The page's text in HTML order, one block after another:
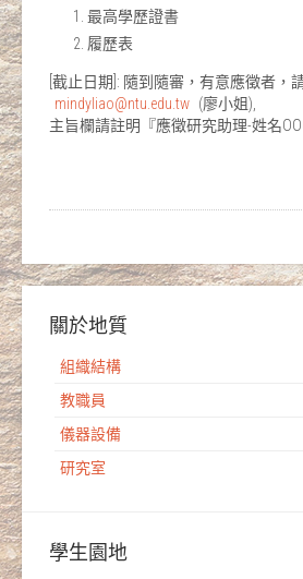
最高學歷證書
履歷表
[截止日期]: 隨到隨審，有意應徵者，
mindyliao@ntu.edu.tw (廖小姐),
主旨欄請註明『應徵研究助理-姓名
關於地質
組織結構
教職員
儀器設備
研究室
學生園地